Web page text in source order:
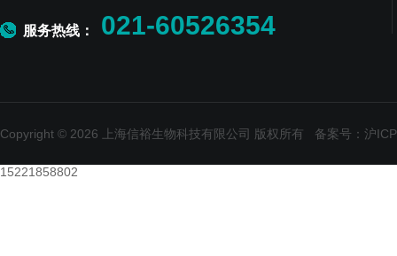
服务热线： 021-60526354
Copyright © 2026 上海信裕生物科技有限公司 版权所有 备案号：沪
15221858802